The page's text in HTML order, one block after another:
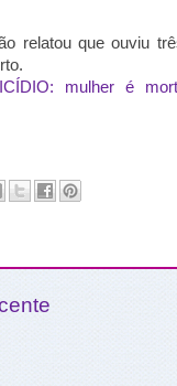
relatou que ouviu
mulher é